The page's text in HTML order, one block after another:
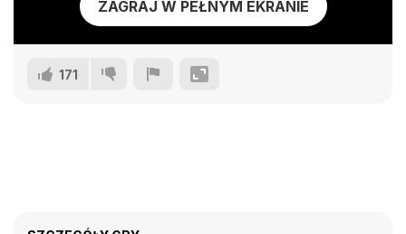
ZAGRAJ W PEŁNYM EKRANIE
171